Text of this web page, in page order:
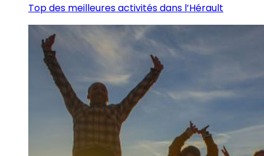
Top des meilleures activités dans l’Hérault